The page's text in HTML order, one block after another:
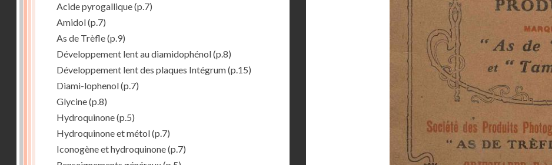
Acide pyrogallique(p.7)
Amidol(p.7)
As de Trèfle(p.9)
Développement lent au diamidophénol(p.8)
Développement lent des plaques Intégrum(p.15)
Diami-lophenol(p.7)
Glycine(p.8)
Hydroquinone(p.5)
Hydroquinone et métol(p.7)
Iconogène et hydroquinone(p.7)